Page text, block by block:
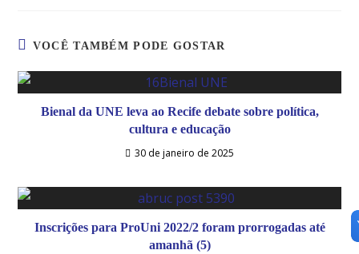
VOCÊ TAMBÉM PODE GOSTAR
Bienal da UNE leva ao Recife debate sobre política,
cultura e educação
30 de janeiro de 2025
Inscrições para ProUni 2022/2 foram prorrogadas até
amanhã (5)